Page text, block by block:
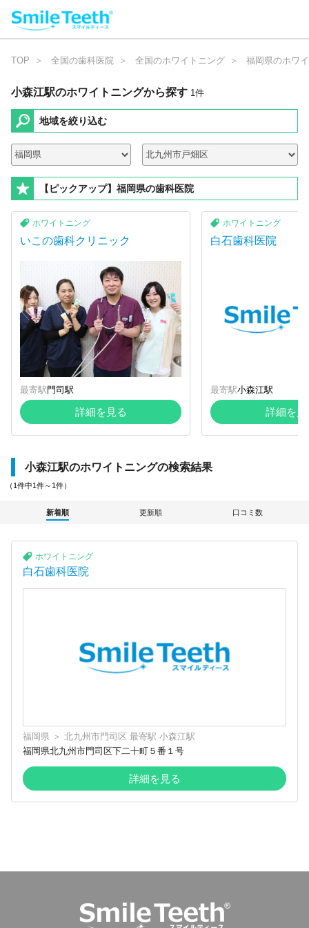
TOP 全国の歯科医院 全国のホワイトニング 福岡県のホワ
小森江駅のホワイトニングから探す 1件
地域を絞り込む
【ピックアップ】福岡県の歯科医院
ホワイトニング
いこの歯科クリニック
最寄駅 門司駅
詳細を見る
ホワイトニング
白石歯科医院
最寄駅小森江駅
詳細を見
小森江駅のホワイトニングの検索結果
（1件中1件～1件）
新着順 更新順 口コミ数
ホワイトニング
白石歯科医院
福岡県 ＞ 北九州市門司区 最寄駅 小森江駅
福岡県北九州市門司区下二十町５番１号
詳細を見る